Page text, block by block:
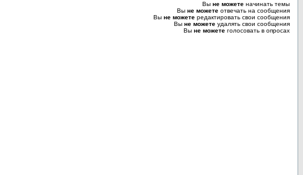
Вы не можете начинать темы
Вы не можете отвечать на сообщения
Вы не можете редактировать свои сообщения
Вы не можете удалять свои сообщения
Вы не можете голосовать в опросах